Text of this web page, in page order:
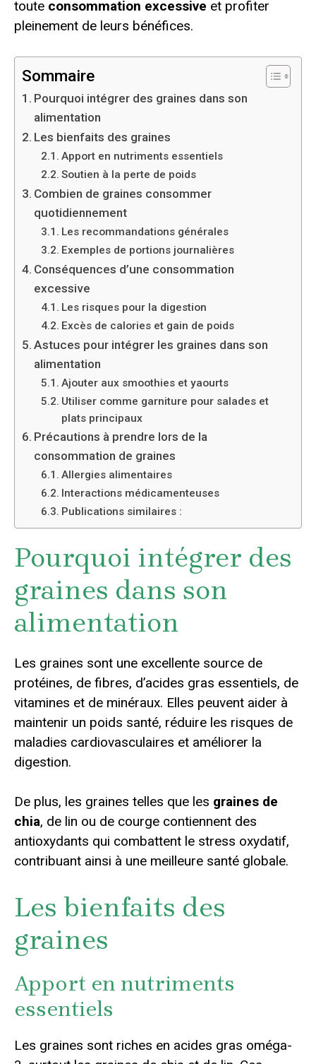
toute consommation excessive et profiter
pleinement de leurs bénéfices.
Sommaire
Pourquoi intégrer des graines dans son
alimentation
Les bienfaits des graines
Apport en nutriments essentiels
Soutien à la perte de poids
Combien de graines consommer
quotidiennement
Les recommandations générales
Exemples de portions journalières
Conséquences d’une consommation
excessive
Les risques pour la digestion
Excès de calories et gain de poids
Astuces pour intégrer les graines dans son
alimentation
Ajouter aux smoothies et yaourts
Utiliser comme garniture pour salades et
plats principaux
Précautions à prendre lors de la
consommation de graines
Allergies alimentaires
Interactions médicamenteuses
Publications similaires :
Pourquoi intégrer des
graines dans son
alimentation
Les graines sont une excellente source de
protéines, de fibres, d’acides gras essentiels, de
vitamines et de minéraux. Elles peuvent aider à
maintenir un poids santé, réduire les risques de
maladies cardiovasculaires et améliorer la
digestion.
De plus, les graines telles que les graines de
chia, de lin ou de courge contiennent des
antioxydants qui combattent le stress oxydatif,
contribuant ainsi à une meilleure santé globale.
Les bienfaits des
graines
Apport en nutriments
essentiels
Les graines sont riches en acides gras oméga-